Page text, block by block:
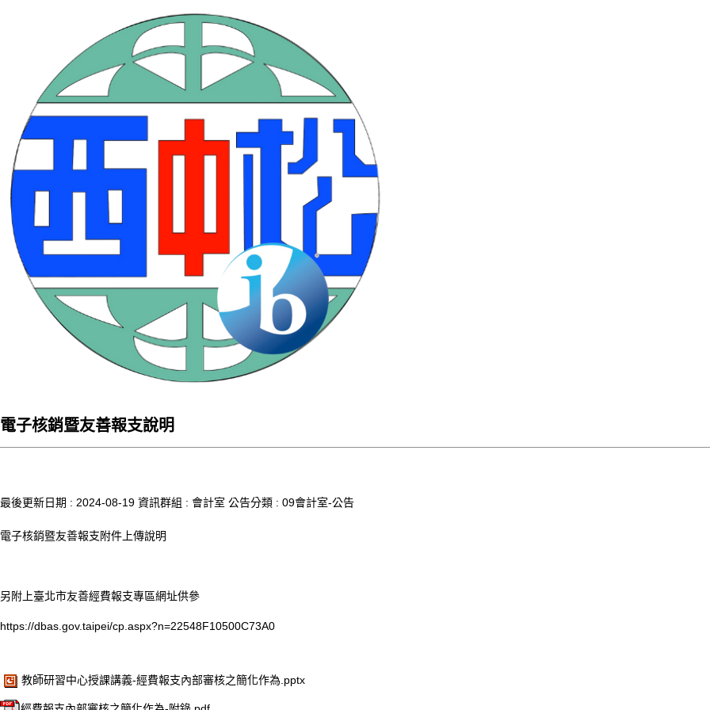
電子核銷暨友善報支說明
最後更新日期 : 2024-08-19 資訊群組 : 會計室 公告分類 : 09會計室-公告
電子核銷暨友善報支附件上傳說明
另附上臺北市友善經費報支專區網址供參
https://dbas.gov.taipei/cp.aspx?n=22548F10500C73A0
教師研習中心授課講義-經費報支內部審核之簡化作為.pptx